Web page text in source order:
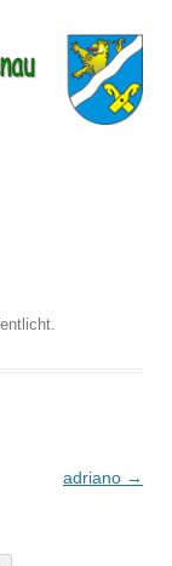
von 1952
adriano →